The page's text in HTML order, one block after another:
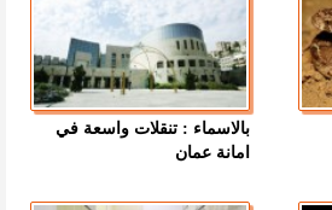
بالاسماء : تنقلات واسعة في
امانة عمان